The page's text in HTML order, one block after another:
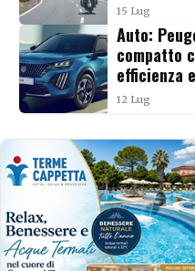
15 Lug
Auto:
compatto
efficienza
12 Lug